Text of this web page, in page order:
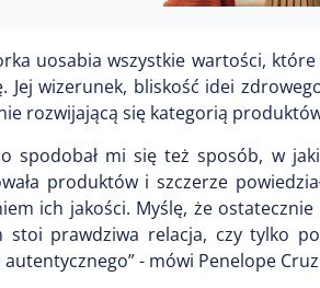
uosabia wszystkie wartości,
wizerunek, bliskość idei
rozwijającą się kategorią
spodobał mi się też sposób, w
produktów i szczerze
ich jakości. Myślę, że
prawdziwa relacja, czy tylko
- mówi Penelope